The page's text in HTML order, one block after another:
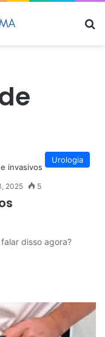
Urologia
2025 5
disso agora?